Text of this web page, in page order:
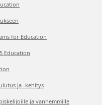
for Education
Education
ja -kehitys
ja vanhemmille